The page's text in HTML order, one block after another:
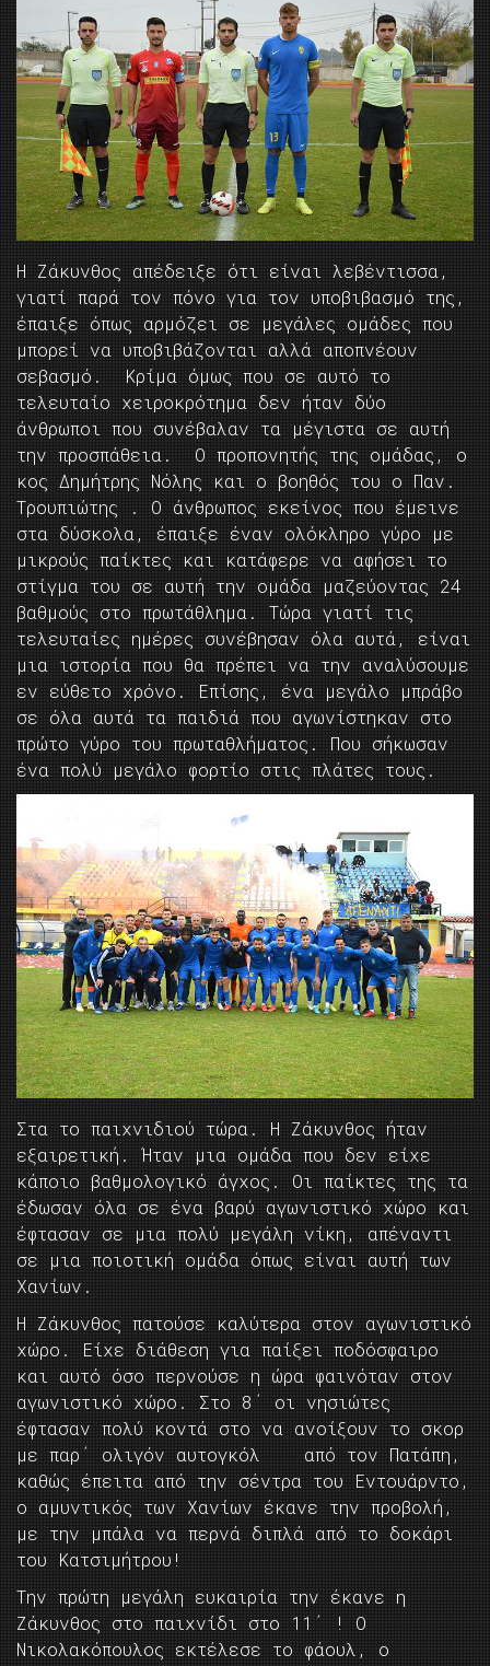
Η Ζάκυνθος απέδειξε ότι είναι λεβέντισσα,
γιατί παρά τον πόνο για τον υποβιβασμό της,
έπαιξε όπως αρμόζει σε μεγάλες ομάδες που
μπορεί να υποβιβάζονται αλλά αποπνέουν
σεβασμό. Κρίμα όμως που σε αυτό το
τελευταίο χειροκρότημα δεν ήταν δύο
άνθρωποι που συνέβαλαν τα μέγιστα σε αυτή
την προσπάθεια. Ο προπονητής της ομάδας, ο
κος Δημήτρης Νόλης και ο βοηθός του ο Παν.
Τρουπιώτης . Ο άνθρωπος εκείνος που έμεινε
στα δύσκολα, έπαιξε έναν ολόκληρο γύρο με
μικρούς παίκτες και κατάφερε να αφήσει το
στίγμα του σε αυτή την ομάδα μαζεύοντας 24
βαθμούς στο πρωτάθλημα. Τώρα γιατί τις
τελευταίες ημέρες συνέβησαν όλα αυτά, είναι
μια ιστορία που θα πρέπει να την αναλύσουμε
εν εύθετο χρόνο. Επίσης, ένα μεγάλο μπράβο
σε όλα αυτά τα παιδιά που αγωνίστηκαν στο
πρώτο γύρο του πρωταθλήματος. Που σήκωσαν
ένα πολύ μεγάλο φορτίο στις πλάτες τους.
Στα το παιχνιδιού τώρα. Η Ζάκυνθος ήταν
εξαιρετική. Ήταν μια ομάδα που δεν είχε
κάποιο βαθμολογικό άγχος. Οι παίκτες της τα
έδωσαν όλα σε ένα βαρύ αγωνιστικό χώρο και
έφτασαν σε μια πολύ μεγάλη νίκη, απέναντι
σε μια ποιοτική ομάδα όπως είναι αυτή των
Χανίων.
Η Ζάκυνθος πατούσε καλύτερα στον αγωνιστικό
χώρο. Είχε διάθεση για παίξει ποδόσφαιρο
και αυτό όσο περνούσε η ώρα φαινόταν στον
αγωνιστικό χώρο. Στο 8΄ οι νησιώτες
έφτασαν πολύ κοντά στο να ανοίξουν το σκορ
με παρ΄ ολιγόν αυτογκόλ από τον Πατάπη,
καθώς έπειτα από την σέντρα του Εντουάρντο,
ο αμυντικός των Χανίων έκανε την προβολή,
με την μπάλα να περνά διπλά από το δοκάρι
του Κατσιμήτρου!
Την πρώτη μεγάλη ευκαιρία την έκανε η
Ζάκυνθος στο παιχνίδι στο 11΄ ! Ο
Νικολακόπουλος εκτέλεσε το φάουλ, ο